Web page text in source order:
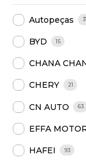
Autopeças
BYD 15
CHANA
CHERY 21
CN AUTO 63
EFFA
HAFEI 93